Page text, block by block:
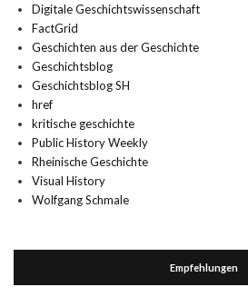
Digitale Geschichtswissenschaft
FactGrid
Geschichten aus der Geschichte
Geschichtsblog
Geschichtsblog SH
href
kritische geschichte
Public History Weekly
Rheinische Geschichte
Visual History
Wolfgang Schmale
Empfehlungen